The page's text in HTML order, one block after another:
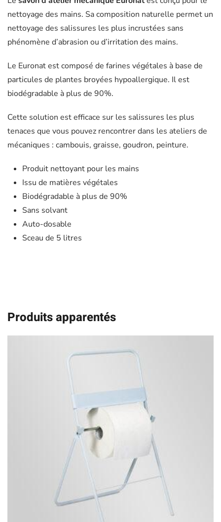
nettoyage des mains. Sa composition naturelle permet un
nettoyage des salissures les plus incrustées sans
phénomène d’abrasion ou d’irritation des mains.
Le Euronatest composé de farines végétales à base de
particules de plantes broyées hypoallergique. Il est
biodégradable à plus de 90%.
Cette solution est efficace sur les salissures les plus
tenaces que vous pouvez rencontrer dans les ateliers de
mécaniques : cambouis, graisse, goudron, peinture.
Produit nettoyant pour les mains
Issu de matières végétales
Biodégradable à plus de 90%
Sans solvant
Auto-dosable
Sceau de 5 litres
Produits apparentés